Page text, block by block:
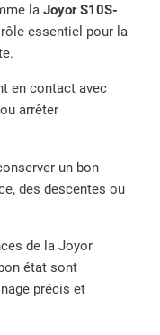
la Joyor S10S-
essentiel pour la
en contact avec
arrêter
un bon
des descentes ou
de la Joyor
état sont
précis et